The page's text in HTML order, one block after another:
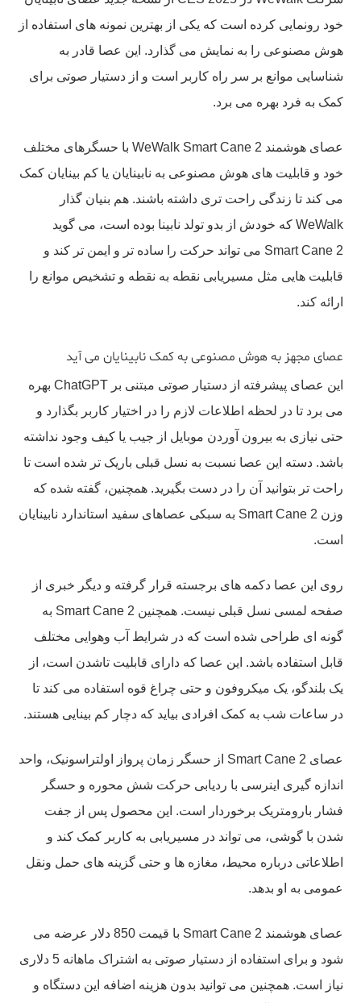
خود رونمایی کرده است که یکی از بهترین نمونه های استفاده از
هوش مصنوعی را به نمایش می گذارد. این عصا قادر به
شناسایی موانع بر سر راه کاربر است و از دستیار صوتی برای
کمک به فرد بهره می برد.
عصای هوشمند WeWalk Smart Cane 2 با حسگرهای مختلف
خود و قابلیت های هوش مصنوعی به نابینایان یا کم بینایان کمک
می کند تا زندگی راحت تری داشته باشند. هم بنیان گذار
WeWalk که خودش از بدو تولد نابینا بوده است، می گوید
Smart Cane 2 می تواند حرکت را ساده تر و ایمن تر کند و
قابلیت هایی مثل مسیریابی نقطه به نقطه و تشخیص موانع را
ارائه کند.
عصای مجهز به هوش مصنوعی به کمک نابینایان می آید
این عصای پیشرفته از دستیار صوتی مبتنی بر ChatGPT بهره
می برد تا در لحظه اطلاعات لازم را در اختیار کاربر بگذارد و
حتی نیازی به بیرون آوردن موبایل از جیب یا کیف وجود نداشته
باشد. دسته این عصا نسبت به نسل قبلی باریک تر شده است تا
راحت تر بتوانید آن را در دست بگیرید. همچنین، گفته شده که
وزن Smart Cane 2 به سبکی عصاهای سفید استاندارد نابینایان
است.
روی این عصا دکمه های برجسته قرار گرفته و دیگر خبری از
صفحه لمسی نسل قبلی نیست. همچنین Smart Cane 2 به
گونه ای طراحی شده است که در شرایط آب وهوایی مختلف
قابل استفاده باشد. این عصا که دارای قابلیت تاشدن است، از
یک بلندگو، یک میکروفون و حتی چراغ قوه استفاده می کند تا
در ساعات شب به کمک افرادی بیاید که دچار کم بینایی هستند.
عصای Smart Cane 2 از حسگر زمان پرواز اولتراسونیک، واحد
اندازه گیری اینرسی با ردیابی حرکت شش محوره و حسگر
فشار بارومتریک برخوردار است. این محصول پس از جفت
شدن با گوشی، می تواند در مسیریابی به کاربر کمک کند و
اطلاعاتی درباره محیط، مغازه ها و حتی گزینه های حمل ونقل
عمومی به او بدهد.
عصای هوشمند Smart Cane 2 با قیمت 850 دلار عرضه می
شود و برای استفاده از دستیار صوتی به اشتراک ماهانه 5 دلاری
نیاز است. همچنین می توانید بدون هزینه اضافه این دستگاه و